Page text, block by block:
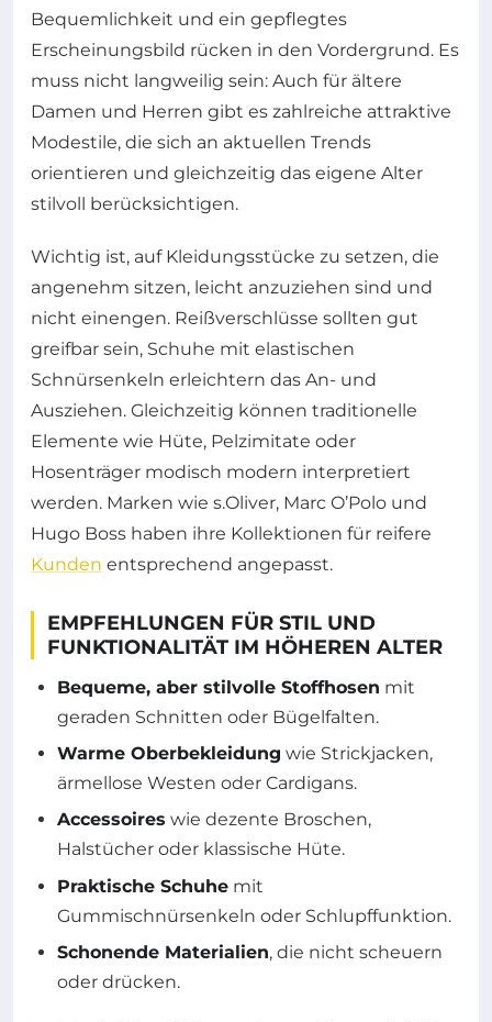
Bequemlichkeit und ein gepflegtes
Erscheinungsbild rücken in den Vordergrund. Es
muss nicht langweilig sein: Auch für ältere
Damen und Herren gibt es zahlreiche attraktive
Modestile, die sich an aktuellen Trends
orientieren und gleichzeitig das eigene Alter
stilvoll berücksichtigen.
Wichtig ist, auf Kleidungsstücke zu setzen, die
angenehm sitzen, leicht anzuziehen sind und
nicht einengen. Reißverschlüsse sollten gut
greifbar sein, Schuhe mit elastischen
Schnürsenkeln erleichtern das An- und
Ausziehen. Gleichzeitig können traditionelle
Elemente wie Hüte, Pelzimitate oder
Hosenträger modisch modern interpretiert
werden. Marken wie s.Oliver, Marc O’Polo und
Hugo Boss haben ihre Kollektionen für reifere
Kunden entsprechend angepasst.
EMPFEHLUNGEN FÜR STIL UND
FUNKTIONALITÄT IM HÖHEREN ALTER
Bequeme, aber stilvolle Stoffhosen mit
geraden Schnitten oder Bügelfalten.
Warme Oberbekleidung wie Strickjacken,
ärmellose Westen oder Cardigans.
Accessoires wie dezente Broschen,
Halstücher oder klassische Hüte.
Praktische Schuhe mit
Gummischnürsenkeln oder Schlupffunktion.
Schonende Materialien, die nicht scheuern
oder drücken.